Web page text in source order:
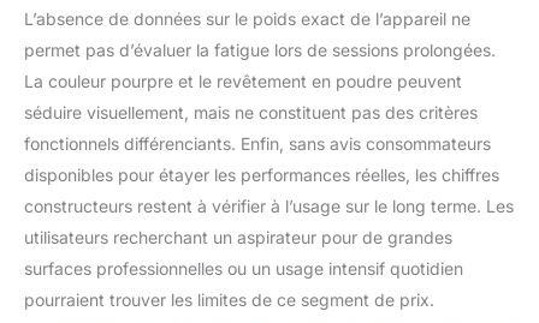
L’absence de données sur le poids exact de l’appareil ne
permet pas d’évaluer la fatigue lors de sessions prolongées.
La couleur pourpre et le revêtement en poudre peuvent
séduire visuellement, mais ne constituent pas des critères
fonctionnels différenciants. Enfin, sans avis consommateurs
disponibles pour étayer les performances réelles, les chiffres
constructeurs restent à vérifier à l’usage sur le long terme. Les
utilisateurs recherchant un aspirateur pour de grandes
surfaces professionnelles ou un usage intensif quotidien
pourraient trouver les limites de ce segment de prix.